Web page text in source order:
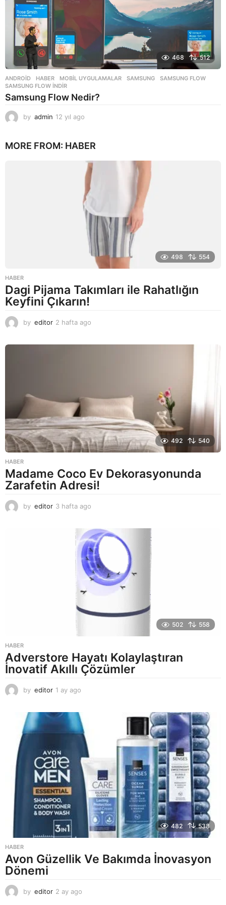
468 512
ANDROID ,HABER ,MOBIL UYGULAMALAR SAMSUNG ,SAMSUNG FLOW
SAMSUNG FLOW INDIR
Samsung Flow Nedir?
by admin 12 yıl ago
ı
a
g
MORE FROM: HABER
498 554
HABER
Dagi Pijama Takımları ile Rahatlığın
Keyfini Çıkarın!
by editor 2 hafta ago
492 540
HABER
Madame Coco Ev Dekorasyonunda
Zarafetin Adresi!
by editor 3 hafta ago
a
g
o
502 558
HABER
Adverstore Hayatı Kolaylaştıran
İnovatif Akıllı Çözümler
by editor 1 ay ago
a
g
o
482 538
HABER
Avon Güzellik Ve Bakımda İnovasyon
Dönemi
by editor 2 ay ago